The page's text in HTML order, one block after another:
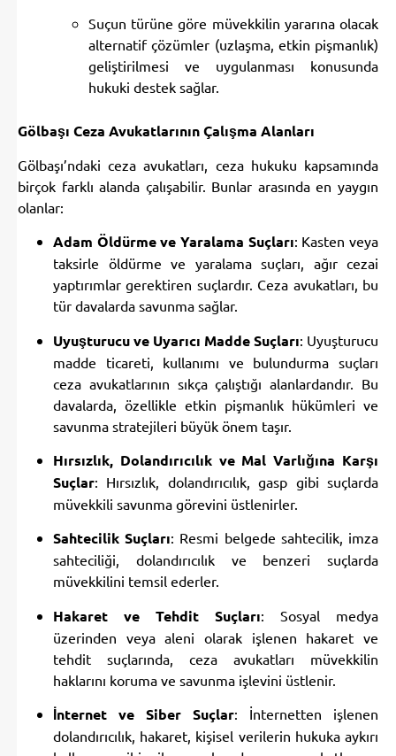
Suçun türüne göre müvekkilin yararına olacak
alternatif çözümler (uzlaşma, etkin pişmanlık)
geliştirilmesi ve uygulanması konusunda
hukuki destek sağlar.
Gölbaşı Ceza Avukatlarının Çalışma Alanları
Gölbaşı’ndaki ceza avukatları, ceza hukuku kapsamında
birçok farklı alanda çalışabilir. Bunlar arasında en yaygın
olanlar:
Adam Öldürme ve Yaralama Suçları: Kasten veya
taksirle öldürme ve yaralama suçları, ağır cezai
yaptırımlar gerektiren suçlardır. Ceza avukatları, bu
tür davalarda savunma sağlar.
Uyuşturucu ve Uyarıcı Madde Suçları: Uyuşturucu
madde ticareti, kullanımı ve bulundurma suçları
ceza avukatlarının sıkça çalıştığı alanlardandır. Bu
davalarda, özellikle etkin pişmanlık hükümleri ve
savunma stratejileri büyük önem taşır.
Hırsızlık, Dolandırıcılık ve Mal Varlığına Karşı
Suçlar: Hırsızlık, dolandırıcılık, gasp gibi suçlarda
müvekkili savunma görevini üstlenirler.
Sahtecilik Suçları: Resmi belgede sahtecilik, imza
sahteciliği, dolandırıcılık ve benzeri suçlarda
müvekkilini temsil ederler.
Hakaret ve Tehdit Suçları: Sosyal medya
üzerinden veya aleni olarak işlenen hakaret ve
tehdit suçlarında, ceza avukatları müvekkilin
haklarını koruma ve savunma işlevini üstlenir.
İnternet ve Siber Suçlar: İnternetten işlenen
dolandırıcılık, hakaret, kişisel verilerin hukuka aykırı